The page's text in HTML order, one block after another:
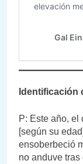
Identificación
P: Este año,
[según su
ensoberbeció
no anduve